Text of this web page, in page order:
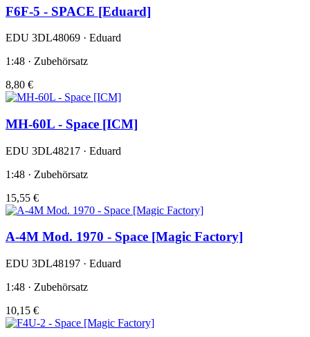
F6F-5 - SPACE [Eduard]
EDU 3DL48069 · Eduard
1:48 · Zubehörsatz
8,80 €
MH-60L - Space [ICM]
EDU 3DL48217 · Eduard
1:48 · Zubehörsatz
15,55 €
A-4M Mod. 1970 - Space [Magic Factory]
EDU 3DL48197 · Eduard
1:48 · Zubehörsatz
10,15 €